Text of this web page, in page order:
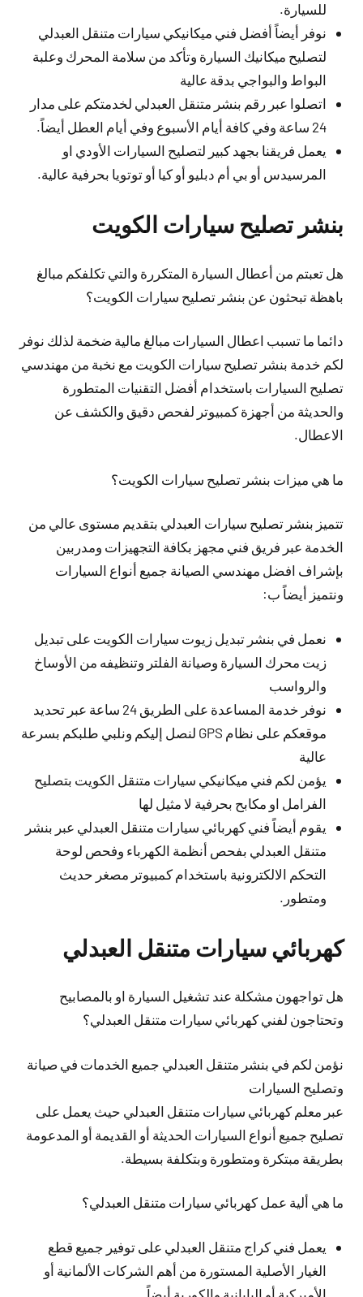
للسيارة.
نوفر أيضاً أفضل فني ميكانيكي سيارات متنقل العبدلي
لتصليح ميكانيك السيارة وتأكد من سلامة المحرك وعلبة
البواط والبواجي بدقة عالية
اتصلوا عبر رقم بنشر متنقل العبدلي لخدمتكم على مدار
24 ساعة وفي كافة أيام الأسبوع وفي أيام العطل أيضاً.
يعمل فريقنا بجهد كبير لتصليح السيارات الأودي او
المرسيدس أو بي أم دبليو أو كيا أو توتويا بحرفية عالية.
بنشر تصليح سيارات الكويت
هل تعبتم من أعطال السيارة المتكررة والتي تكلفكم مبالغ
باهظة تبحثون عن بنشر تصليح سيارات الكويت؟
دائما ما تسبب اعطال السيارات مبالغ مالية ضخمة لذلك نوفر
لكم خدمة بنشر تصليح سيارات الكويت مع نخبة من مهندسي
تصليح السيارات باستخدام أفضل التقنيات المتطورة
والحديثة من أجهزة كمبيوتر لفحص دقيق والكشف عن
الاعطال.
ما هي ميزات بنشر تصليح سيارات الكويت؟
تتميز بنشر تصليح سيارات العبدلي بتقديم مستوى عالي من
الخدمة عبر فريق فني مجهز بكافة التجهيزات ومدربين
بإشراف افضل مهندسي الصيانة جميع أنواع السيارات
ونتميز أيضاً ب:
نعمل في بنشر تبديل زيوت سيارات الكويت على تبديل
زيت محرك السيارة وصيانة الفلتر وتنظيفه من الأوساخ
والرواسب
نوفر خدمة المساعدة على الطريق 24 ساعة عبر تحديد
موقعكم على نظام GPS لنصل إليكم ونلبي طلبكم بسرعة
عالية
يؤمن لكم فني ميكانيكي سيارات متنقل الكويت بتصليح
الفرامل او مكابح بحرفية لا مثيل لها
يقوم أيضاً فني كهربائي سيارات متنقل العبدلي عبر بنشر
متنقل العبدلي بفحص أنظمة الكهرباء وفحص لوحة
التحكم الالكترونية باستخدام كمبيوتر مصغر حديث
ومتطور.
كهربائي سيارات متنقل العبدلي
هل تواجهون مشكلة عند تشغيل السيارة او بالمصابيح
وتحتاجون لفني كهربائي سيارات متنقل العبدلي؟
نؤمن لكم في بنشر متنقل العبدلي جميع الخدمات في صيانة
وتصليح السيارات
عبر معلم كهربائي سيارات متنقل العبدلي حيث يعمل على
تصليح جميع أنواع السيارات الحديثة أو القديمة أو المدعومة
بطريقة مبتكرة ومتطورة وبتكلفة بسيطة.
ما هي ألية عمل كهربائي سيارات متنقل العبدلي؟
يعمل فني كراج متنقل العبدلي على توفير جميع قطع
الغيار الأصلية المستورة من أهم الشركات الألمانية أو
الأميركية أو اليابانية والكورية أيضاً.